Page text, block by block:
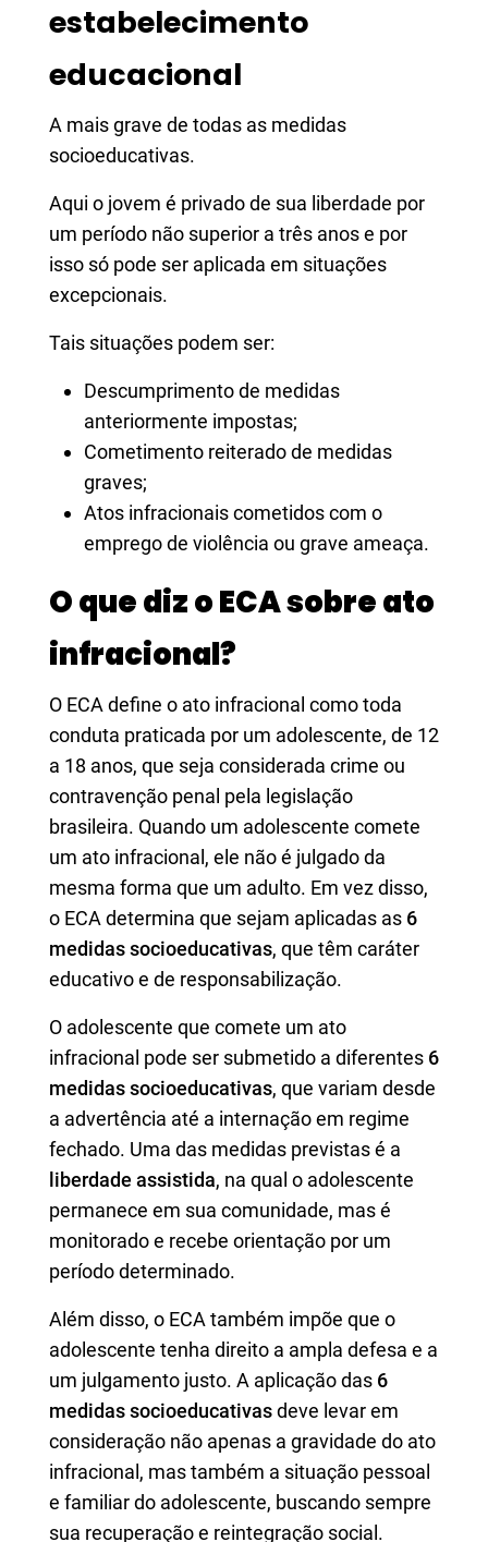
estabelecimento
educacional
A mais grave de todas as medidas
socioeducativas.
Aqui o jovem é privado de sua liberdade por
um período não superior a três anos e por
isso só pode ser aplicada em situações
excepcionais.
Tais situações podem ser:
Descumprimento de medidas
anteriormente impostas;
Cometimento reiterado de medidas
graves;
Atos infracionais cometidos com o
emprego de violência ou grave ameaça.
O que diz o ECA sobre ato
infracional?
O ECA define o ato infracional como toda
conduta praticada por um adolescente, de 12
a 18 anos, que seja considerada crime ou
contravenção penal pela legislação
brasileira. Quando um adolescente comete
um ato infracional, ele não é julgado da
mesma forma que um adulto. Em vez disso,
o ECA determina que sejam aplicadas as 6
medidas socioeducativas, que têm caráter
educativo e de responsabilização.
O adolescente que comete um ato
infracional pode ser submetido a diferentes 6
medidas socioeducativas, que variam desde
a advertência até a internação em regime
fechado. Uma das medidas previstas é a
liberdade assistida, na qual o adolescente
permanece em sua comunidade, mas é
monitorado e recebe orientação por um
período determinado.
Além disso, o ECA também impõe que o
adolescente tenha direito a ampla defesa e a
um julgamento justo. A aplicação das 6
medidas socioeducativasdeve levar em
consideração não apenas a gravidade do ato
infracional, mas também a situação pessoal
e familiar do adolescente, buscando sempre
sua recuperação e reintegração social.